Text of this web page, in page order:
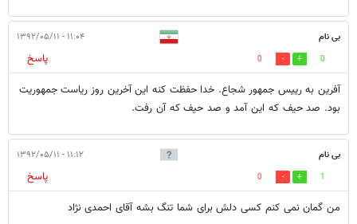
بی نام ۱۱:۰۴ - ۱۳۹۲/۰۵/۱۱
0
0
پاسخ
آفرين به رييس جمهور شجاع. خدا حفظت كنه اين آخرين روز رياست جمهوريت
بود. صد حيف كه اين آمد و صد حيف كه آن رفت.
بی نام ۱۱:۱۲ - ۱۳۹۲/۰۵/۱۱
1
0
پاسخ
من گمان نمی کنم کسی دلش برای شما تنگ بشه آقای احمدی نژاد